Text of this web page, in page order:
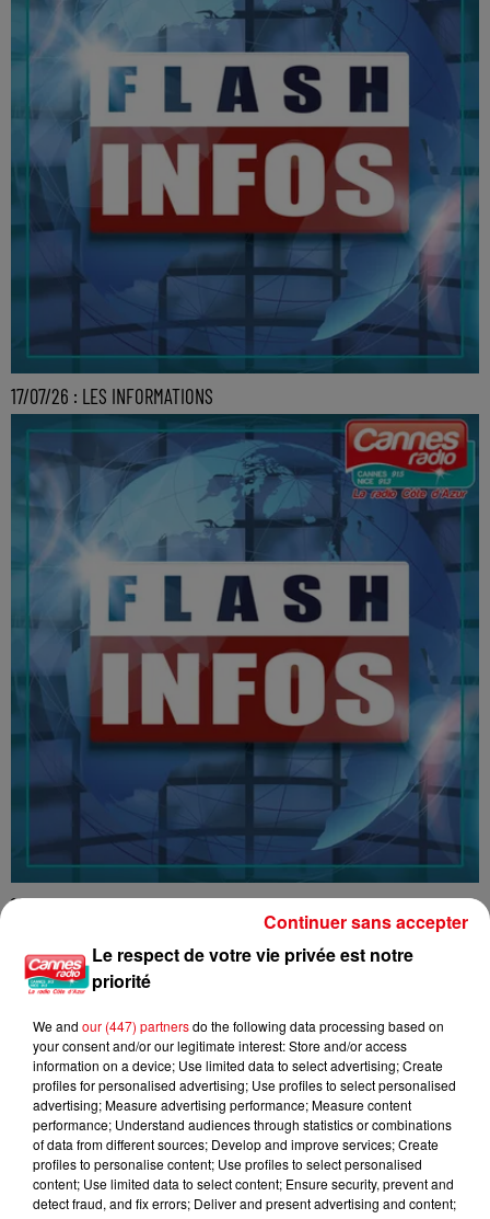
17/07/26 : LES INFORMATIONS
16/07/26 : LES INFORMATIONS
Le respect de votre vie privée est notre
priorité
We and our (447) partnersdo the following data processing based on
your consent and/or our legitimate interest: Store and/or access
information on a device; Use limited data to select advertising; Create
profiles for personalised advertising; Use profiles to select personalised
advertising; Measure advertising performance; Measure content
performance; Understand audiences through statistics or combinations
of data from different sources; Develop and improve services; Create
profiles to personalise content; Use profiles to select personalised
content; Use limited data to select content; Ensure security, prevent and
detect fraud, and fix errors; Deliver and present advertising and content;
Continuer sans accepter